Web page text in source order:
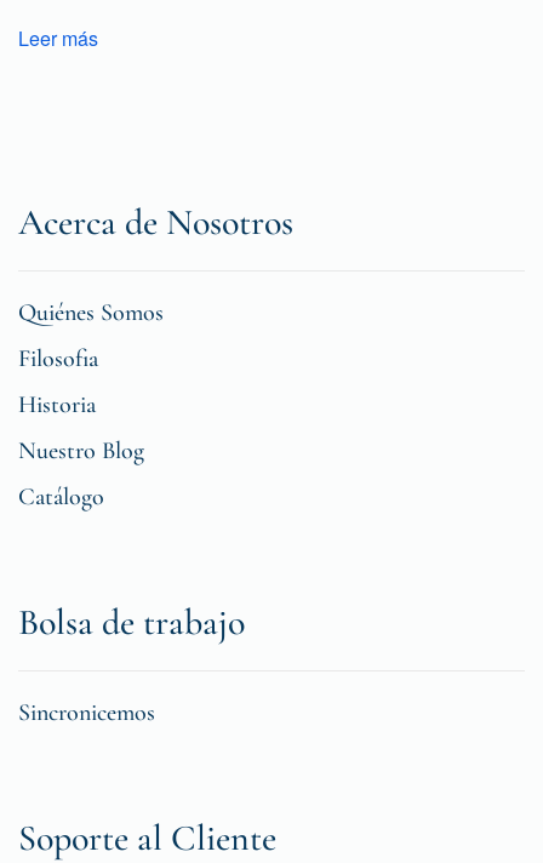
Leer más
Acerca de Nosotros
Quiénes Somos
Filosofia
Historia
Nuestro Blog
Catálogo
Bolsa de trabajo
Sincronicemos
Soporte al Cliente